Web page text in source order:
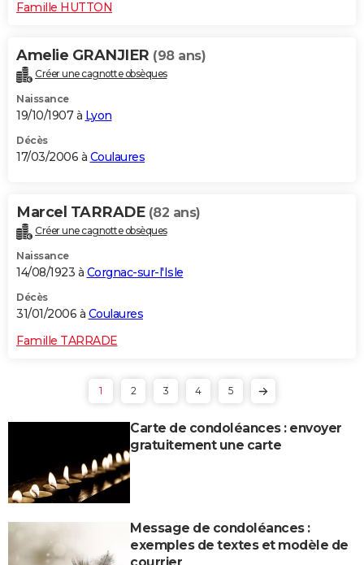
Famille HUTTON
Amelie GRANJIER (98 ans)
Créer une cagnotte obsèques
Naissance
19/10/1907 à Lyon
Décès
17/03/2006 à Coulaures
Marcel TARRADE (82 ans)
Créer une cagnotte obsèques
Naissance
14/08/1923 à Corgnac-sur-l'Isle
Décès
31/01/2006 à Coulaures
Famille TARRADE
1 2 3 4 5
Carte de condoléances : envoyer
gratuitement une carte
Message de condoléances :
exemples de textes et modèle de
courrier